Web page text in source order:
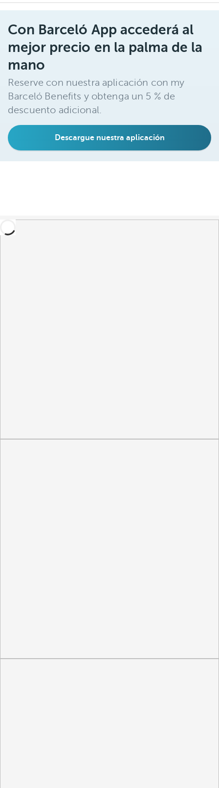
verano
incluido
Con Barceló App accederá al
mejor precio en la palma de la
mano
Reserve con nuestra aplicación con my
Barceló Benefits y obtenga un 5 % de
descuento adicional.
Descargue nuestra aplicación